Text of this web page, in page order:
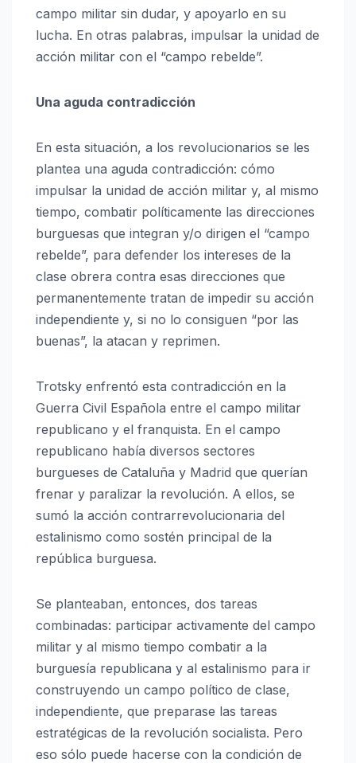
campo militar sin dudar, y apoyarlo en su
lucha. En otras palabras, impulsar la unidad de
acción militar con el “campo rebelde”.
Una aguda contradicción
En esta situación, a los revolucionarios se les
plantea una aguda contradicción: cómo
impulsar la unidad de acción militar y, al mismo
tiempo, combatir políticamente las direcciones
burguesas que integran y/o dirigen el “campo
rebelde”, para defender los intereses de la
clase obrera contra esas direcciones que
permanentemente tratan de impedir su acción
independiente y, si no lo consiguen “por las
buenas”, la atacan y reprimen.
Trotsky enfrentó esta contradicción en la
Guerra Civil Española entre el campo militar
republicano y el franquista. En el campo
republicano había diversos sectores
burgueses de Cataluña y Madrid que querían
frenar y paralizar la revolución. A ellos, se
sumó la acción contrarrevolucionaria del
estalinismo como sostén principal de la
república burguesa.
Se planteaban, entonces, dos tareas
combinadas: participar activamente del campo
militar y al mismo tiempo combatir a la
burguesía republicana y al estalinismo para ir
construyendo un campo político de clase,
independiente, que preparase las tareas
estratégicas de la revolución socialista. Pero
eso sólo puede hacerse con la condición de